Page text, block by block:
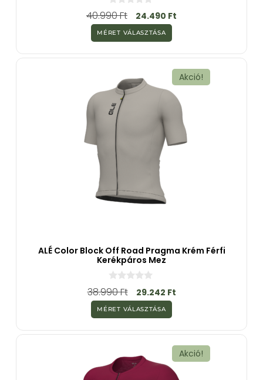
0
a
5
-
b
ő
40.990Ft 24.490 Ft
MÉRET VÁLASZTÁSA
Akció!
ALÉ Color Block Off Road Pragma Krém Férfi
Kerékpáros Mez
0
a
5
-
b
ő
38.990Ft 29.242 Ft
MÉRET VÁLASZTÁSA
Akció!